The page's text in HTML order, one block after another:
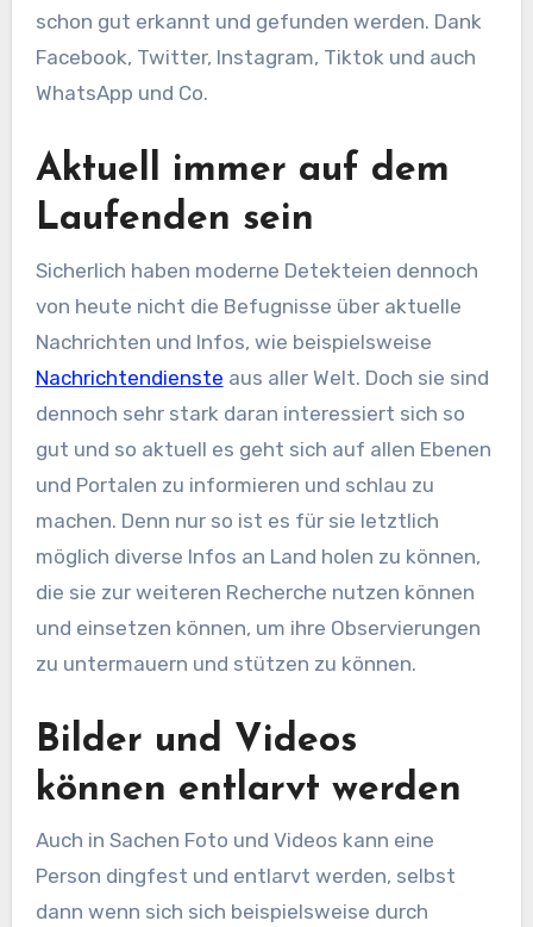
schon gut erkannt und gefunden werden. Dank
Facebook, Twitter, Instagram, Tiktok und auch
WhatsApp und Co.
Aktuell immer auf dem
Laufenden sein
Sicherlich haben moderne Detekteien dennoch
von heute nicht die Befugnisse über aktuelle
Nachrichten und Infos, wie beispielsweise
Nachrichtendienste aus aller Welt. Doch sie sind
dennoch sehr stark daran interessiert sich so
gut und so aktuell es geht sich auf allen Ebenen
und Portalen zu informieren und schlau zu
machen. Denn nur so ist es für sie letztlich
möglich diverse Infos an Land holen zu können,
die sie zur weiteren Recherche nutzen können
und einsetzen können, um ihre Observierungen
zu untermauern und stützen zu können.
Bilder und Videos
können entlarvt werden
Auch in Sachen Foto und Videos kann eine
Person dingfest und entlarvt werden, selbst
dann wenn sich sich beispielsweise durch